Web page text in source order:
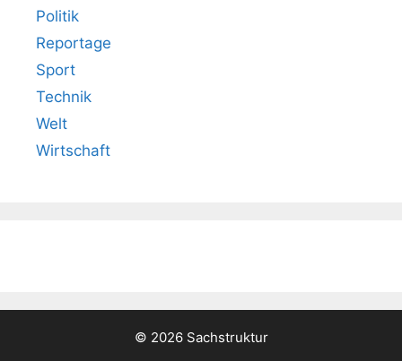
Politik
Reportage
Sport
Technik
Welt
Wirtschaft
© 2026 Sachstruktur